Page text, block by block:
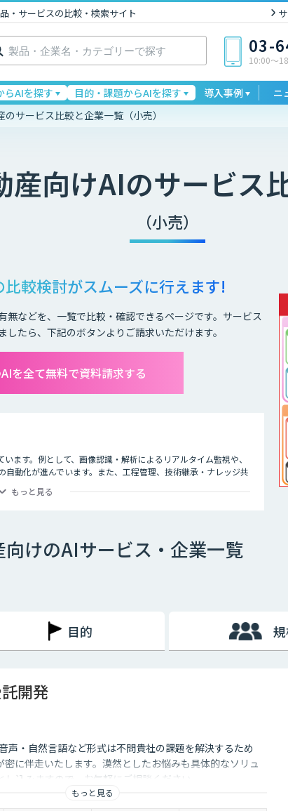
・サービスの比較・検索サイト
03-
10:00〜
らAIを探す 目的・課題からAIを探す 導入事例 ニ
のサービス比較と企業一覧（小売）
産向けAIのサービス
（小売）
比較検討がスムーズに行えます!
などを、一覧で比較・確認できるページです。サービス
たら、下記のボタンよりご請求いただけます。
を全て無料で資料請求する
ます。例として、画像認識・解析によるリアルタイム監視や、
動化が進んでいます。また、工程管理、技術継承・ナレッジ共
の査定業務では過去の取引データや市場動向の調査に多くの時
もっと見る
けのAIサービス・企業一覧
目的
開発
声・自然言語など形式は不問貴社の課題を解決するため
密に伴走いたします。漠然としたお悩みも具体的なソリュ
し込みますので、お気軽にご相談ください。
もっと見る